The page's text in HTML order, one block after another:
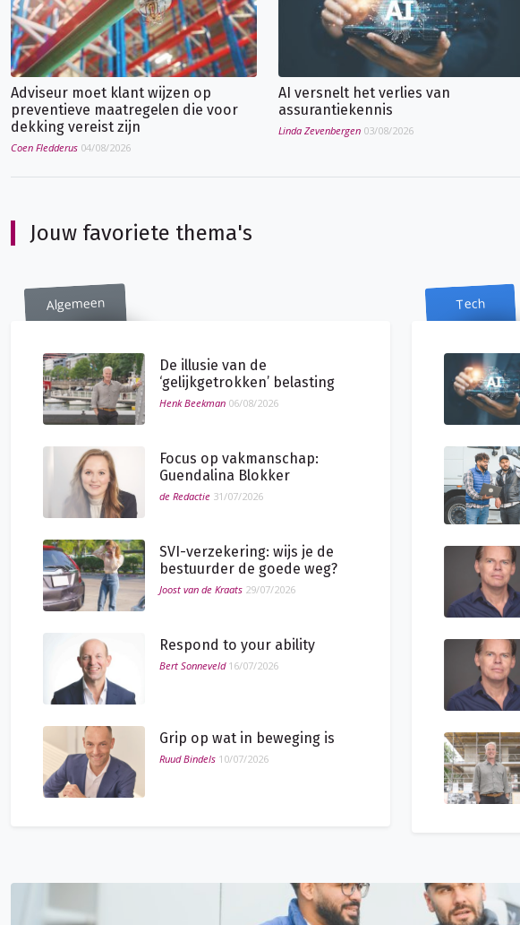
Adviseur moet klant wijzen op
preventieve maatregelen die voor
dekking vereist zijn
Coen Fledderus 04/08/2026
AI versnelt het verlies van
assurantiekennis
Linda Zevenbergen 03/08/2026
Jouw favoriete thema's
Algemeen
De illusie van de
‘gelijkgetrokken’ belasting
Henk Beekman 06/08/2026
Focus op vakmanschap:
Guendalina Blokker
de Redactie 31/07/2026
SVI-verzekering: wijs je de
bestuurder de goede weg?
Joost van de Kraats 29/07/2026
Respond to your ability
Bert Sonneveld 16/07/2026
Grip op wat in beweging is
Ruud Bindels 10/07/2026
Tech